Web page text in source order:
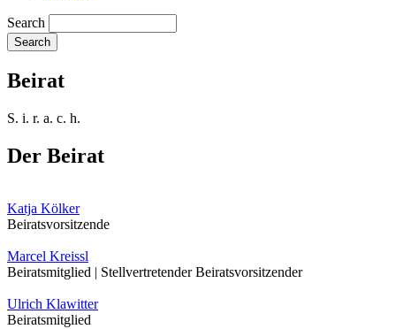
Search
Beirat
S. i. r. a. c. h.
Der Beirat
Katja Kölker
Beiratsvorsitzende
Marcel Kreissl
Beiratsmitglied | Stellvertretender Beiratsvorsitzender
Ulrich Klawitter
Beiratsmitglied